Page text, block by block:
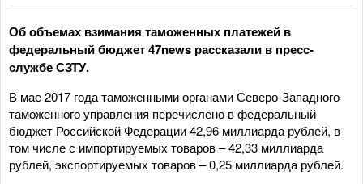
Об объемах взимания таможенных платежей в
федеральный бюджет 47news рассказали в пресс-
службе СЗТУ.
В мае 2017 года таможенными органами Северо-Западного
таможенного управления перечислено в федеральный
бюджет Российской Федерации 42,96 миллиарда рублей, в
том числе с импортируемых товаров – 42,33 миллиарда
рублей, экспортируемых товаров – 0,25 миллиарда рублей.